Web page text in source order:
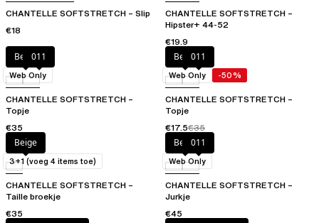
CHANTELLE SOFTSTRETCH – Slip
€18
CHANTELLE SOFTSTRETCH –
Hipster+ 44-52
€19.9
Beige011
CHANTELLE SOFTSTRETCH –
Topje
€35
Web Only
Beige011
CHANTELLE SOFTSTRETCH –
Topje
€17.5€35
Web Only -50%
Beige
CHANTELLE SOFTSTRETCH –
Taille broekje
€35
3+1 (voeg 4 items toe)
Beige011
CHANTELLE SOFTSTRETCH –
Jurkje
€45
Web Only